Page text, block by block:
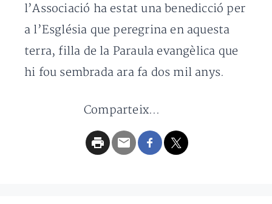
l’Associació ha estat una benedicció per
a l’Església que peregrina en aquesta
terra, filla de la Paraula evangèlica que
hi fou sembrada ara fa dos mil anys.
Comparteix...